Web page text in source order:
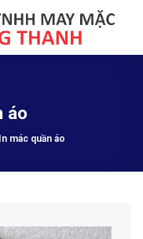
áo
In mác quần áo